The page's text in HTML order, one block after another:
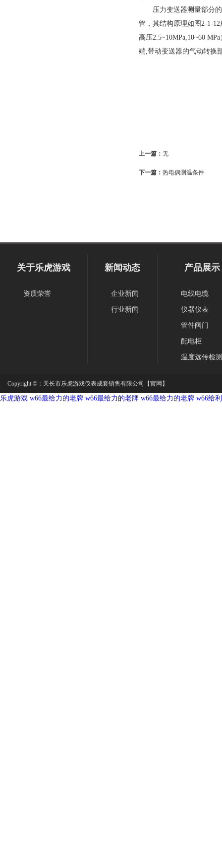
压力变送器测量部分的
管，其结构原理如图2-1-
高压2.5~10MPa,10~60
端,带动变送器的气动转换
上一篇： 无
下一篇： 热电偶测温条件
关于乐虎游戏
资质荣誉
新闻动态
企业新闻
行业新闻
产品展示
电线电缆
仪器仪表
管件阀门
配电柜
温度远传检
Copyright ©： 天长市乐虎游戏仪表成套销售有限公司【官网】
乐虎游戏 w66最给力的老牌 w66最给力的老牌 w66最给力的老牌 w66给